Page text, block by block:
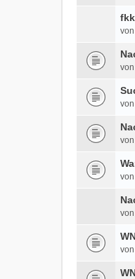
von
von
von
von
von
von
von